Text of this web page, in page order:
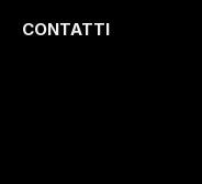
CONTATTI